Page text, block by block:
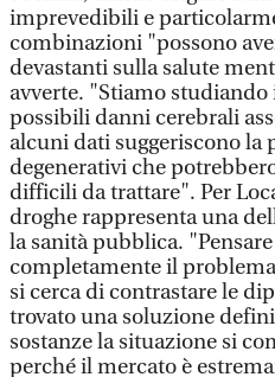
imprevedibili e
combinazioni "possono
devastanti sulla salute
avverte. "Stiamo
possibili danni cerebrali
alcuni dati suggeriscono la
degenerativi che
difficili da trattare". Per
droghe rappresenta una
la sanità pubblica.
completamente il
si cerca di contrastare le
trovato una soluzione
sostanze la situazione si
perché il mercato è